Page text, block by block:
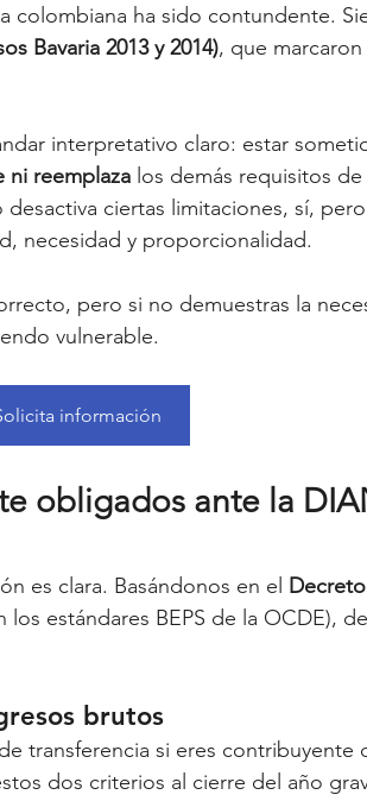
colombiana ha sido contundente.
Bavaria 2013 y 2014), que
interpretativo claro: estar
ni reemplaza los demás requisitos
ciertas limitaciones, sí, pero
necesidad y proporcionalidad.
pero si no demuestras la
vulnerable.
información
obligados ante la
es clara. Basándonos en el
estándares BEPS de la OCDE),
brutos
transferencia si eres contribuyente
dos criterios al cierre del año